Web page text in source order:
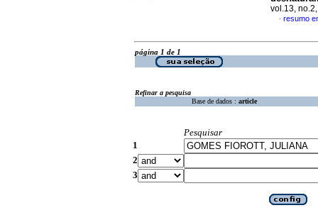
vol.13,
· resumo
página 1 de 1
Refinar a pesquisa
Base de dados : article
Pesquisar
1
2
3